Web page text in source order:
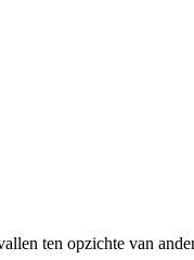
ten opzichte van